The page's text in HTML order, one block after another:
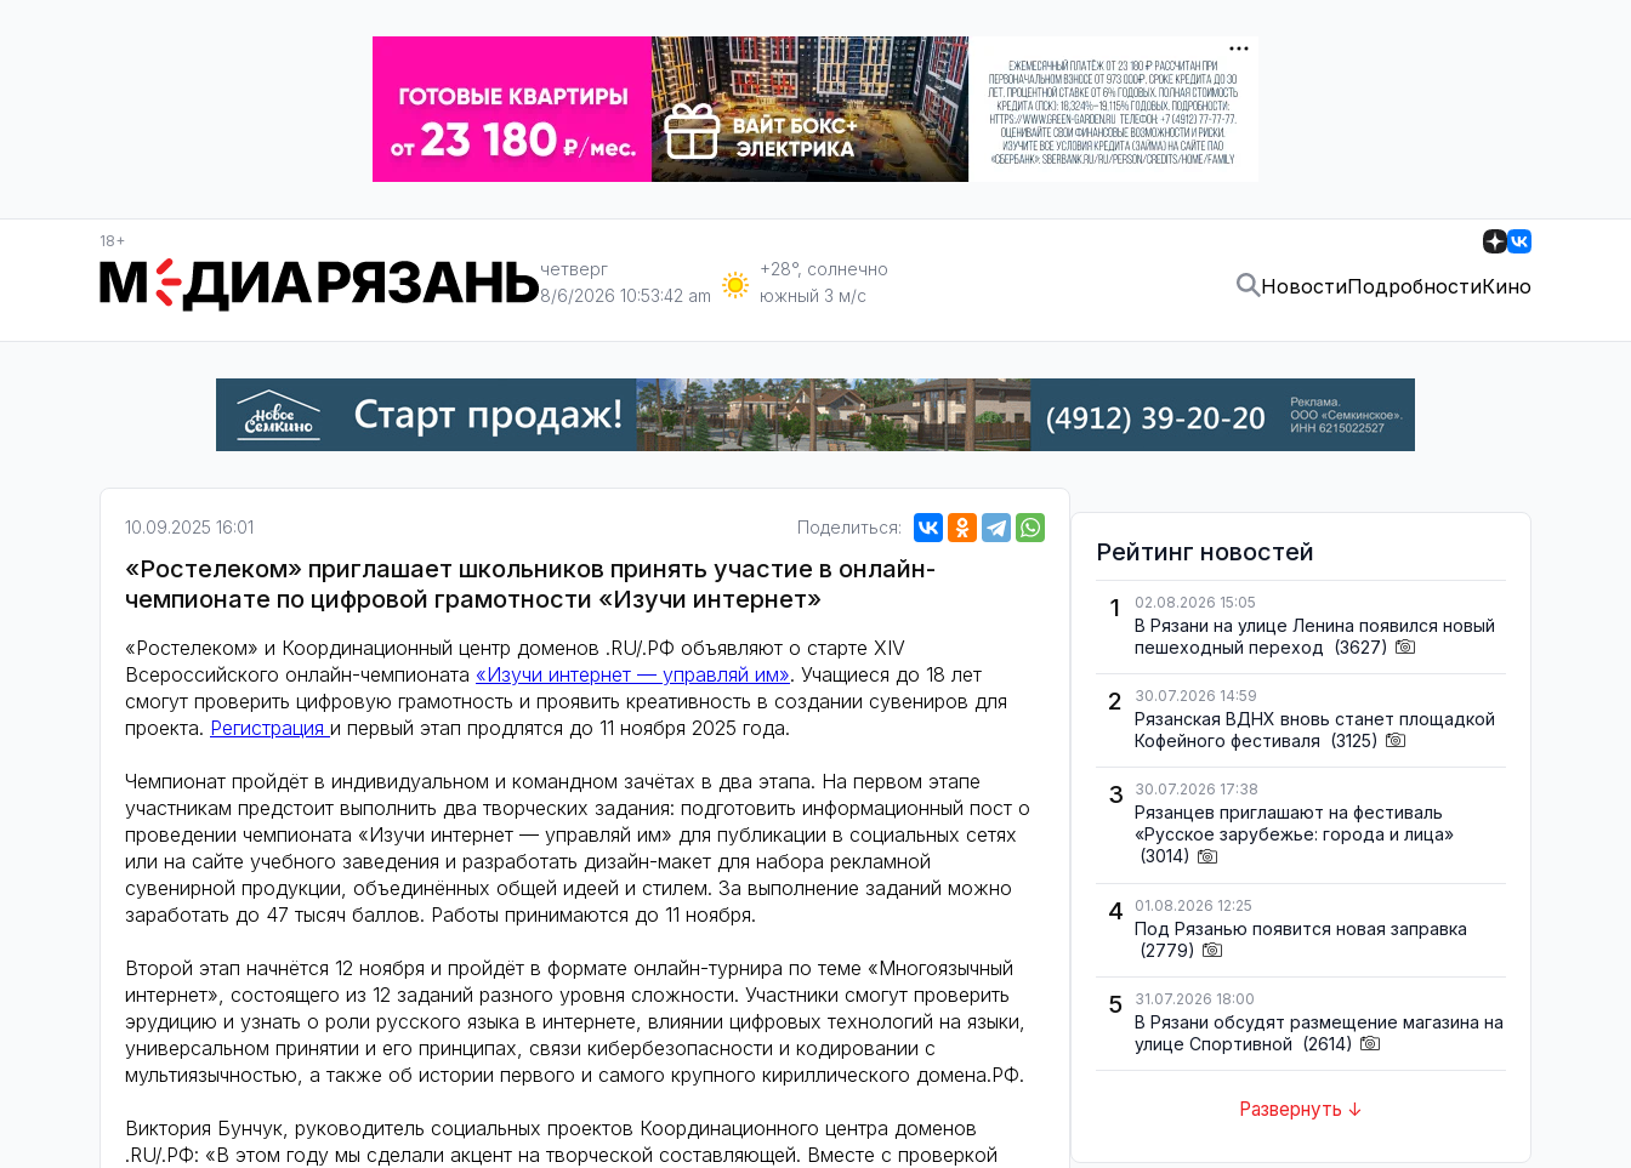
18+
четверг
8/6/2026 10:53:43 am
+28°, солнечно
южный 3 м/с
НовостиПодробностиКино
10.09.2025 16:01 Поделиться:
«Ростелеком» приглашает школьников принять участие в онлайн-
чемпионате по цифровой грамотности «Изучи интернет»
«Ростелеком» и Координационный центр доменов .RU/.РФ объявляют о старте XIV
Всероссийского онлайн-чемпионата «Изучи интернет — управляй им». Учащиеся до 18 лет
смогут проверить цифровую грамотность и проявить креативность в создании сувениров для
проекта. Регистрация и первый этап продлятся до 11 ноября 2025 года.
Чемпионат пройдёт в индивидуальном и командном зачётах в два этапа. На первом этапе
участникам предстоит выполнить два творческих задания: подготовить информационный пост о
проведении чемпионата «Изучи интернет — управляй им» для публикации в социальных сетях
или на сайте учебного заведения и разработать дизайн-макет для набора рекламной
сувенирной продукции, объединённых общей идеей и стилем. За выполнение заданий можно
заработать до 47 тысяч баллов. Работы принимаются до 11 ноября.
Второй этап начнётся 12 ноября и пройдёт в формате онлайн-турнира по теме «Многоязычный
интернет», состоящего из 12 заданий разного уровня сложности. Участники смогут проверить
эрудицию и узнать о роли русского языка в интернете, влиянии цифровых технологий на языки,
универсальном принятии и его принципах, связи кибербезопасности и кодировании с
мультиязычностью, а также об истории первого и самого крупного кириллического домена.РФ.
Виктория Бунчук, руководитель социальных проектов Координационного центра доменов
.RU/.РФ: «В этом году мы сделали акцент на творческой составляющей. Вместе с проверкой
Рейтинг новостей
1
02.08.2026 15:05
В Рязани на улице Ленина появился новый
пешеходный переход (3627)
2 30.07.2026 14:59
Рязанская ВДНХ вновь станет площадкой
Кофейного фестиваля (3125)
3 30.07.2026 17:38
Рязанцев приглашают на фестиваль
«Русское зарубежье: города и лица»
(3014)
4 01.08.2026 12:25
Под Рязанью появится новая заправка
(2779)
5 31.07.2026 18:00
В Рязани обсудят размещение магазина на
улице Спортивной (2614)
Развернуть ↓